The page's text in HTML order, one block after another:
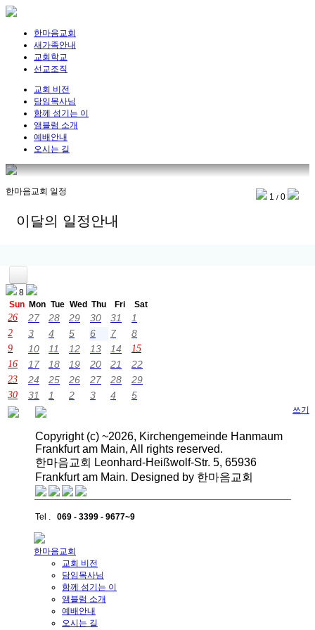
한마음교회
새가족안내
교회학교
선교조직
교회 비전
담임목사님
함께 섬기는 이
앰블럼 소개
예배안내
오시는 길
한마음교회 일정
이달의 일정안내
1 / 0
8
Sun
Mon Tue Wed Thu Fri Sat
26 27 28 29 30 31 1
2 3 4 5 6 7 8
9 10 11 12 13 14
15
16
17 18 19 20 21 22
23 24 25 26 27 28 29
30 31 1 2 3 4 5
쓰기
Copyright (c) ~2026, Kirchengemeinde Hanmaum
Frankfurt am Main, All rights reserved.
한마음교회 Leonhard-Heißwolf-Str. 5, 65936
Frankfurt am Main. Designed by 한마음교회
Tel . 069 - 3399 - 9677~9
한마음교회
교회 비전
담임목사님
함께 섬기는 이
앰블럼 소개
예배안내
오시는 길